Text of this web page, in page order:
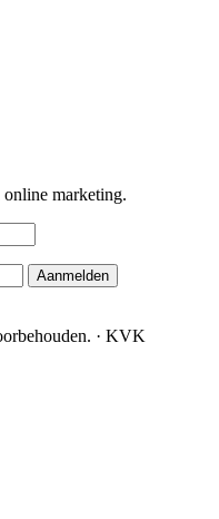
marketing.
Aanmelden
· KVK